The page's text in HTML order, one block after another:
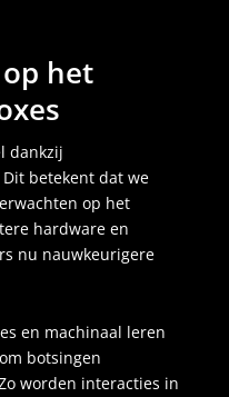
het
dankzij
Dit betekent dat we
op het
hardware en
nu nauwkeurigere
en machinaal leren
botsingen
worden interacties in